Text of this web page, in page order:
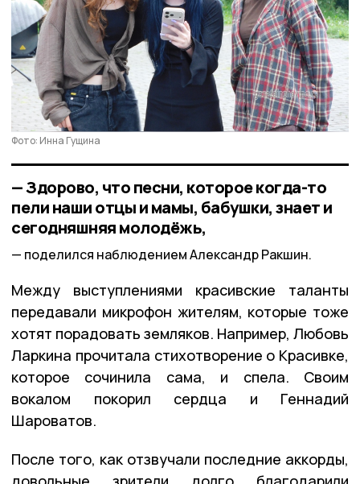
Фото: Инна Гущина
— Здорово, что песни, которое когда-то
пели наши отцы и мамы, бабушки, знает и
сегодняшняя молодёжь,
поделился наблюдением Александр Ракшин.
Между выступлениями красивские таланты
передавали микрофон жителям, которые тоже
хотят порадовать земляков. Например, Любовь
Ларкина прочитала стихотворение о Красивке,
которое сочинила сама, и спела. Своим
вокалом покорил сердца и Геннадий
Шароватов.
После того, как отзвучали последние аккорды,